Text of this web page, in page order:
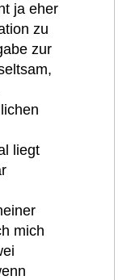
ja eher
zu
zur
liegt
mich